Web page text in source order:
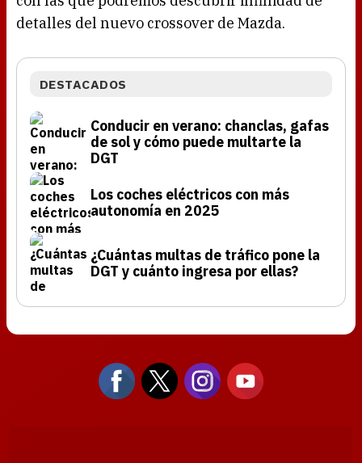
detalles del nuevo crossover de Mazda.
DESTACADOS
Conducir en verano: chanclas, gafas
de sol y cómo puede multarte la
DGT
Los coches eléctricos con más
autonomía en 2025
¿Cuántas multas de tráfico pone la
DGT y cuánto ingresa por ellas?